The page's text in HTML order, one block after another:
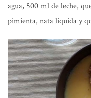
agua, 500 ml de leche,
pimienta, nata líquida y